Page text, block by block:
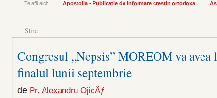
Te afli aici: Apostolia - Publicatie de informare crestin ortodoxa
Stire
Congresul „Nepsis” MOREOM va
finalul lunii septembrie
de Pr. Alexandru OjicÄƒ